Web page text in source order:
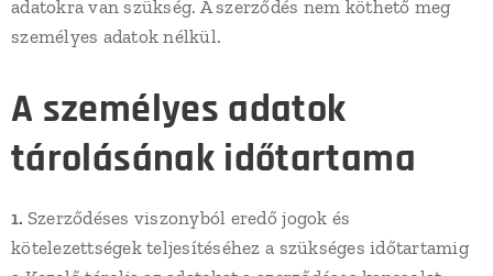
adatokra van szükség. A szerződés nem köthető meg
személyes adatok nélkül.
A személyes adatok
tárolásának időtartama
1. Szerződéses viszonyból eredő jogok és
kötelezettségek teljesítéséhez a szükséges időtartamig